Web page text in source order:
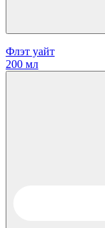
Флэт уайт
200 мл